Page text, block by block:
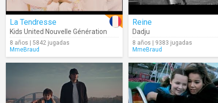
La Tendresse
Kids United Nouvelle Génération
8 años | 5842 jugadas
MmeBraud
Reine
Dadju
8 años | 9383 jugadas
MmeBraud